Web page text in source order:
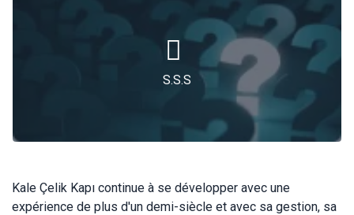
S.S.S
Kale Çelik Kapı continue à se développer avec une
expérience de plus d'un demi-siècle et avec sa gestion, sa